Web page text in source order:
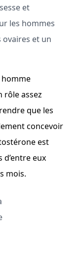
et
les hommes
ovaires et un
homme
rôle assez
que les
concevoir
est
eux
mois.